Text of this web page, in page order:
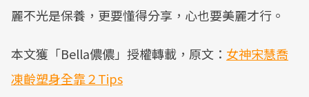
麗不光是保養，更要懂得分享，心也要美麗才行。
本文獲「Bella儂儂」授權轉載，原文： 女神宋慧喬
凍齡塑身全靠２Tips